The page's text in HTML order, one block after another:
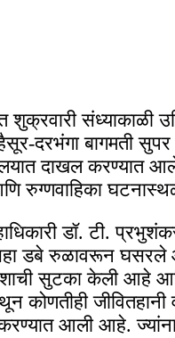
शुक्रवारी
दरभंगा बागमती सुपर
दाखल करण्यात
रुग्णवाहिका
डॉ. टी.
डबे रुळावरून घसरले
सुटका केली आहे
कोणतीही
करण्यात आली आहे.